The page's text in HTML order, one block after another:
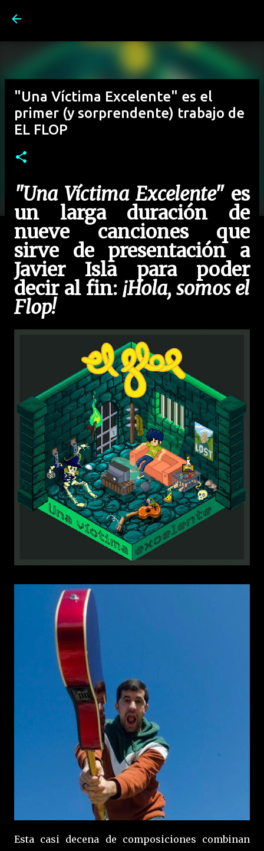
"Una Víctima Excelente" es el
primer (y sorprendente) trabajo de
EL FLOP
"Una Víctima Excelente"es
un larga duración de
nueve canciones que
sirve de presentación a
Javier Isla para poder
decir al fin: ¡Hola, somos el
Flop!
Esta casi decena de composiciones combinan